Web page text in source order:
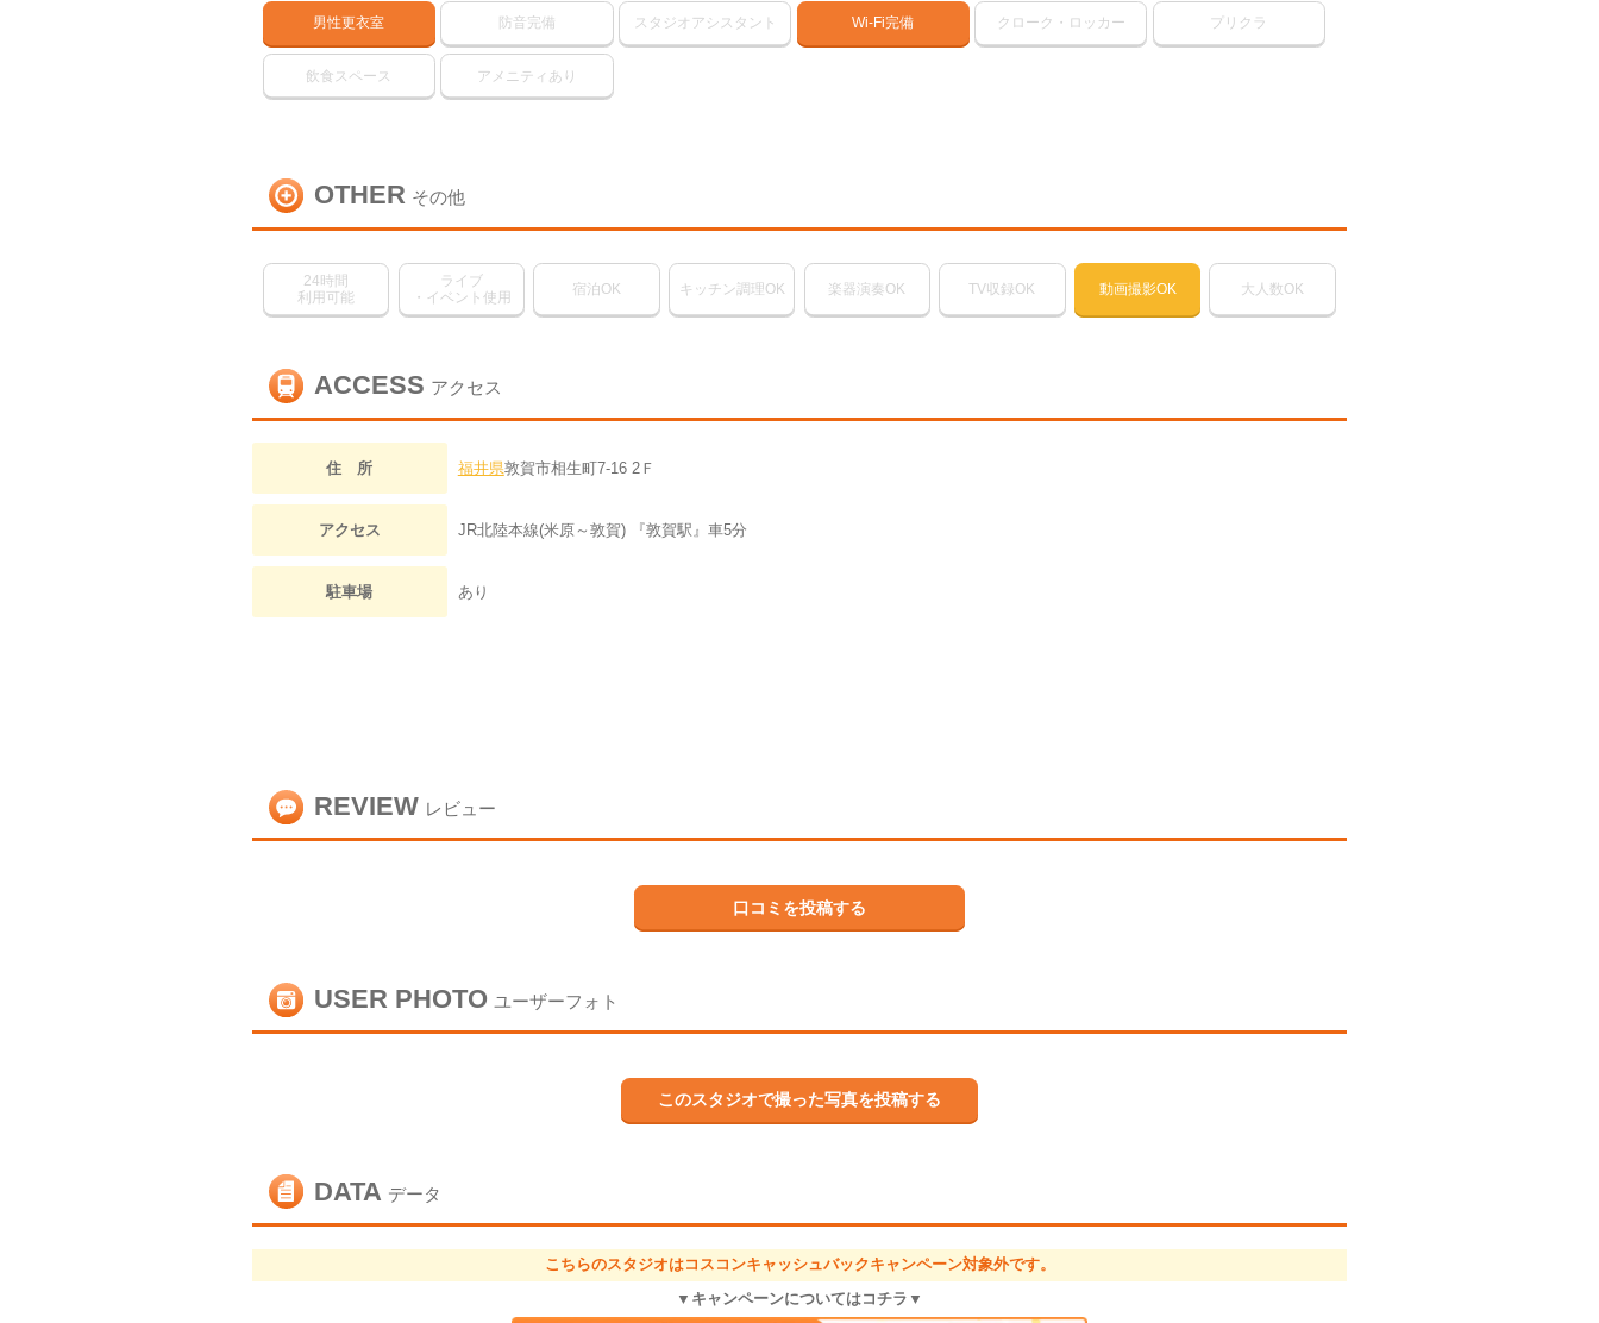
男性更衣室 防音完備 スタジオアシスタント Wi-Fi完備 クローク・ロッカー プリクラ
飲食スペース アメニティあり
OTHER その他
24時間
利用可能
ライブ
・イベント使用
宿泊OK キッチン調理OK 楽器演奏OK TV収録OK 動画撮影OK 大人数OK
ACCESS アクセス
住 所 福井県敦賀市相生町7-16 2Ｆ
アクセス JR北陸本線(米原～敦賀) 『敦賀駅』車5分
駐車場 あり
REVIEW レビュー
口コミを投稿する
USER PHOTO ユーザーフォト
このスタジオで撮った写真を投稿する
DATA データ
こちらのスタジオはコスコンキャッシュバックキャンペーン対象外です。
▼キャンペーンについてはコチラ▼